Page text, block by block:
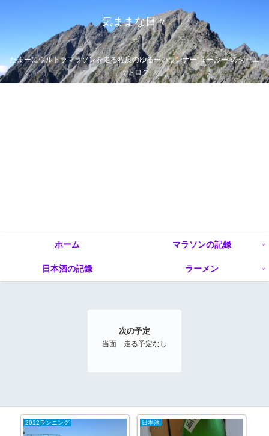
気ままな日々
たまーにウルトラマラソンを走る程度のゆるーいランナー”まーぶー”のダイエ
ットログ
ホーム マラソンの記録
日本酒の記録 ラーメン
次の予定
当面 走る予定なし
2012ランニング 日本酒